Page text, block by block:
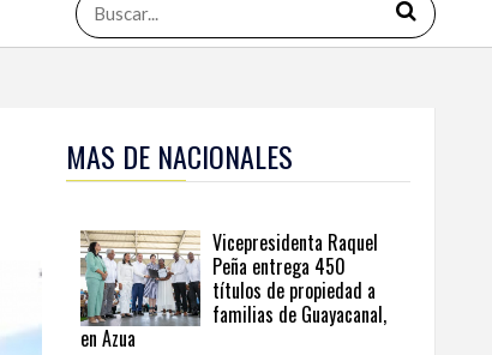
MAS DE NACIONALES
Vicepresidenta Raquel
Peña entrega 450
títulos de propiedad a
familias de Guayacanal,
en Azua